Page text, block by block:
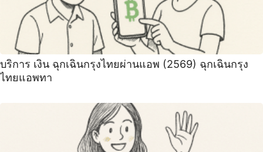
บริการ เงิน ฉุกเฉินกรุงไทยผ่านแอพ (2569) ฉุกเฉินกรุง
ไทยแอพทา